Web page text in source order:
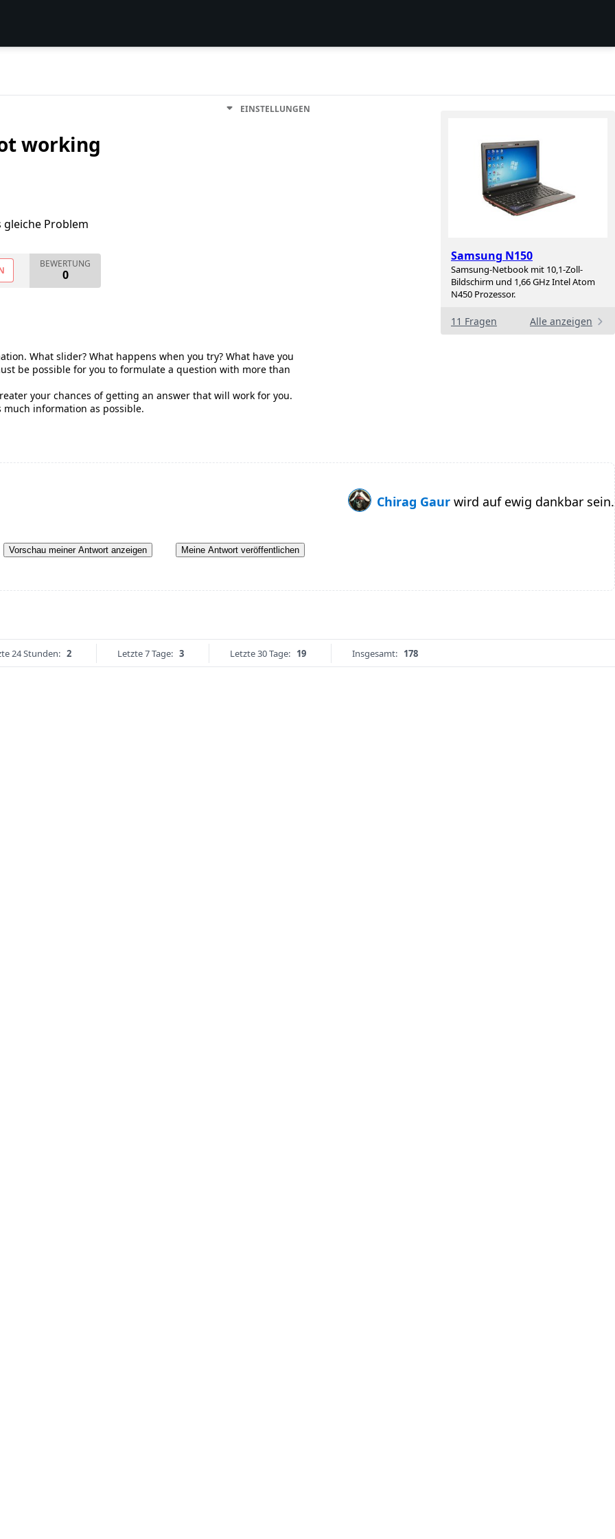
Samsung N150
Samsung-Netbook mit 10,1-Zoll-
Bildschirm und 1,66 GHz Intel Atom
N450 Prozessor.
11 Fragen Alle anzeigen
EINSTELLUNGEN
working
gleiche Problem
BEWERTUNG
0
What slider? What happens when you try? What have you
be possible for you to formulate a question with more than
your chances of getting an answer that will work for you.
information as possible.
Chirag Gaur wird auf ewig dankbar sein.
Vorschau meiner Antwort anzeigen Meine Antwort veröffentlichen
24 Stunden: 2 Letzte 7 Tage: 3 Letzte 30 Tage: 19 Insgesamt: 178